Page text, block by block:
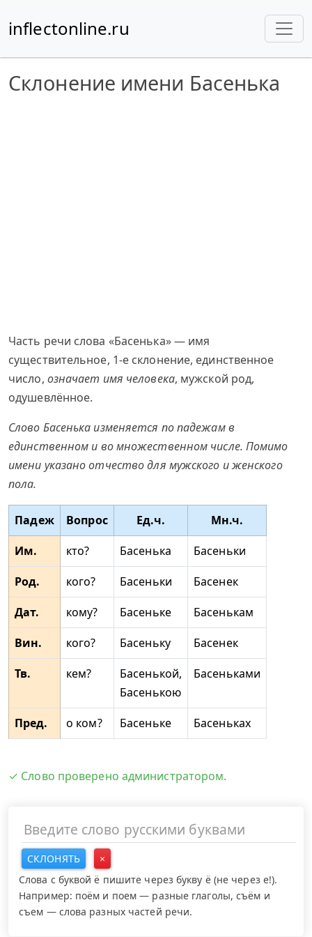
inflectonline.ru
Склонение имени Басенька
Часть речи слова «Басенька» — имя
существительное, 1-е склонение, единственное
число, означает имя человека, мужской род,
одушевлённое.
Слово Басенька изменяется по падежам в
единственном и во множественном числе. Помимо
имени указано отчество для мужского и женского
пола.
Падеж Вопрос Ед.ч.
Мн.ч.
Им.
кто? Басенька
Басеньки
Род.
кого? Басеньки
Басенек
Дат.
кому? Басеньке
Басенькам
Вин.
кого? Басеньку
Басенек
Тв.
кем?
Басенькой,
Басенькою
Басеньками
Пред. о ком? Басеньке Басеньках
✓ Слово проверено администратором.
СКЛОНЯТЬ
×
Слова с буквой ё пишите через букву ё (не через е!).
Например: поём и поем — разные глаголы, съём и
съем — слова разных частей речи.